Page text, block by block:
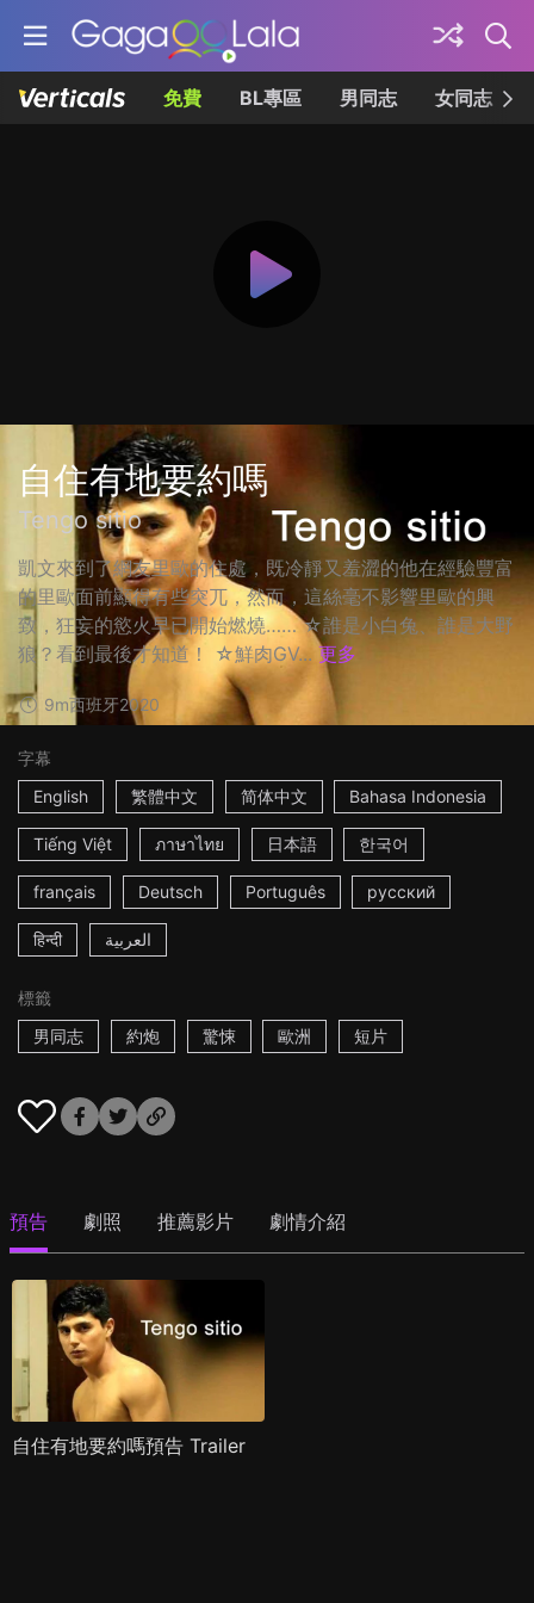
免費 BL專區 男同志 女同志
自住有地要約嗎
Tengo sitio
凱文來到了網友里歐的住處，既冷靜又羞澀的他在經驗豐富
的里歐面前顯得有些突兀，然而，這絲毫不影響里歐的興
致，狂妄的慾火早已開始燃燒…… ☆誰是小白兔、誰是大野
狼？看到最後才知道！ ☆鮮肉GV... 更多
9m西班牙2020
字幕
English
繁體中文 简体中文 Bahasa Indonesia
Tiếng Việt ภาษาไทย 日本語 한국어
français Deutsch Português русский
हिन्दी العربية
標籤
男同志
約炮 驚悚 歐洲 短片
預告 劇照 推薦影片 劇情介紹
自住有地要約嗎預告 Trailer